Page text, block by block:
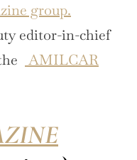
group.
editor-in-chief
AMILCAR